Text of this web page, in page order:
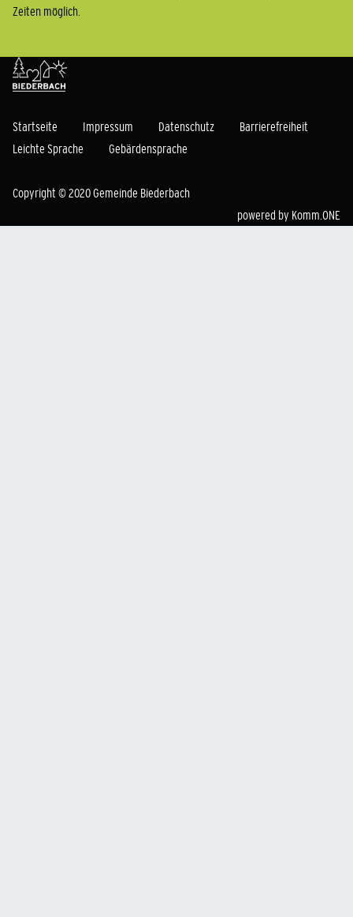
Zeiten möglich.
Startseite Impressum Datenschutz
Barrierefreiheit
Leichte Sprache
Gebärdensprache
Copyright © 2020 Gemeinde Biederbach
powered by Komm.ONE